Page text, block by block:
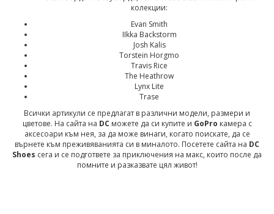
колекции:
Evan Smith
IIkka Backstorm
Josh Kalis
Torstein Horgmo
Travis Rice
The Heathrow
Lynx Lite
Trase
Всички артикули се предлагат в различни модели, размери и
цветове. На сайта на DC можете да си купите и GoPro камера с
аксесоари към нея, за да може винаги, когато поискате, да се
върнете към преживяванията си в миналото. Посетете сайта на DC
Shoes сега и се подгответе за приключения на макс, които после да
помните и разказвате цял живот!